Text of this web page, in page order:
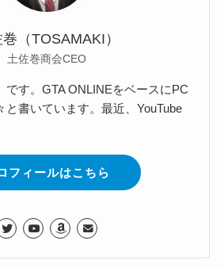
（TOSAMAKI）
土佐巻商会CEO
です。GTA ONLINEをベースにPC
と書いています。最近、YouTube
フィールはこちら